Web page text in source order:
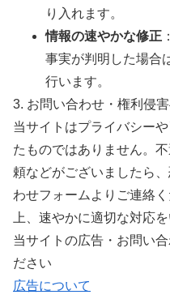
り入れます。
情報の速やかな修正
事実が判明した場合
行います。
3. お問い合わせ・権利侵
当サイトはプライバシー
たものではありません。
頼などがございましたら
わせフォームよりご連絡
上、速やかに適切な対応を
当サイトの広告・お問い
ださい
広告について